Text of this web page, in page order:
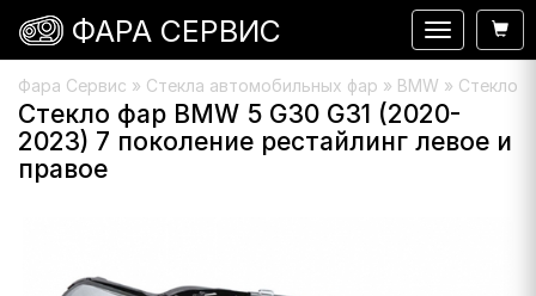
Фара Сервис » Стекла автомобильных фар » BMW » Стекло
Стекло фар BMW 5 G30 G31 (2020-
2023) 7 поколение рестайлинг левое и
правое
Навигация
ФАРА СЕРВИС